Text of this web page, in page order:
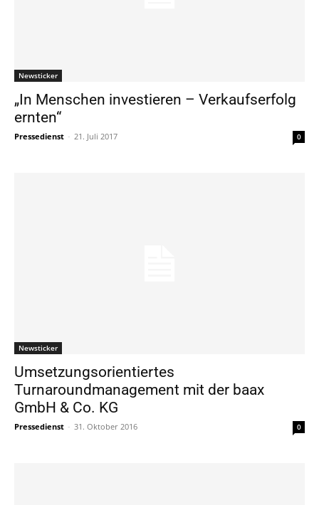
Newsticker
„In Menschen investieren – Verkaufserfolg
ernten“
Pressedienst - 21. Juli 2017 0
Newsticker
Umsetzungsorientiertes
Turnaroundmanagement mit der baax
GmbH & Co. KG
Pressedienst - 31. Oktober 2016 0